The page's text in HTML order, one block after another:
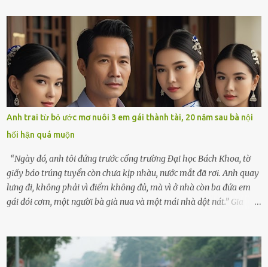
không kém. Ông Minh, vốn là một người đàn ông điềm đạm, ít nói,
hôm ấy lại đặc biệt vui vẻ. Ông chuẩn bị hành lý cho chuyến đi biển
cùng cô con gái 8 tuổi tên Thảo. “Em ở nhà nghỉ ngơi nhé, anh đưa
con đi biển hai ngày, để nó được ngắm sóng, nghịch cát. Về chắc nó
sẽ kể cho em nghe cả tuần không hết chuyện.” – Ông Minh cười
hiền, vuốt tóc vợ. Bà Hạnh nhìn chồng và con gái ríu rít chuẩn bị mà
lòng cũng rộn ràng. Bà vốn ít có dịp đi xa vì còn bận buôn bán ở chợ,
nên lần này cũng đành ở nhà. Thảo ôm chầm lấy mẹ trước khi đi:
“Con sẽ nhặt thật nhiều vỏ sò cho mẹ nhé!” Chiếc xe khách lăn
bánh rời khỏi bến...
Anh trai từ bỏ ước mơ nuôi 3 em gái thành tài, 20 năm sau bà nội
hối hận quá muộn
“Ngày đó, anh tôi đứng trước cổng trường Đại học Bách Khoa, tờ
giấy báo trúng tuyển còn chưa kịp nhàu, nước mắt đã rơi. Anh quay
lưng đi, không phải vì điểm không đủ, mà vì ở nhà còn ba đứa em
gái đói cơm, một người bà già nua và một mái nhà dột nát.” Gia
có tin tức. Mọi gánh nặng đổ dồn lên đôi vai gầy guộc của bà nội –
cụ Nguyễn Thị Đào – và cậu con trai cả là Trí, lúc đó mới chỉ 17 tuổi.